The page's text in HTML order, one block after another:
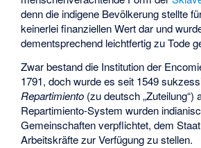
denn die indigene Bevölkerung stellte
keinerlei finanziellen Wert dar und
dementsprechend leichtfertig zu Tode
Zwar bestand die Institution der
1791, doch wurde es seit 1549
Repartimiento (zu deutsch „Zuteilung“)
Repartimiento-System wurden
Gemeinschaften verpflichtet, dem
Arbeitskräfte zur Verfügung zu stellen.